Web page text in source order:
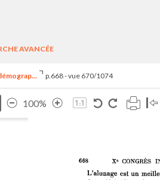
AVANCÉE
p.668 - vue 670/1074
100%